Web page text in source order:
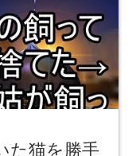
た猫を勝手